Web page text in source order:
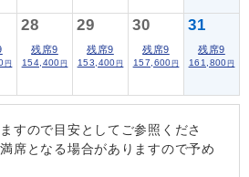
円
28
残席9
154,400 円
29
残席9
153,400 円
30
残席9
157,600 円
31
残席9
161,800 円
すので目安としてご参照くださ
席となる場合がありますので予め